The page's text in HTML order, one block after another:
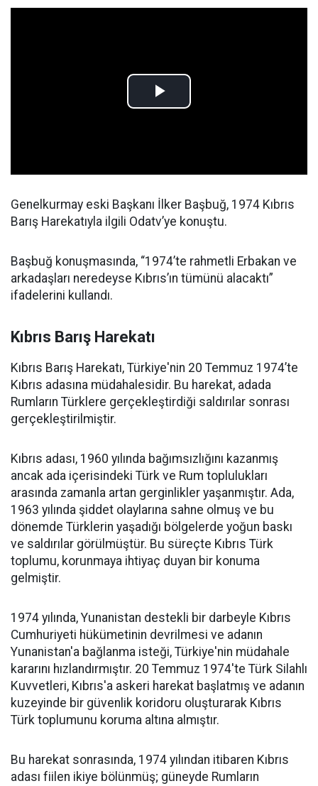
Genelkurmay eski Başkanı İlker Başbuğ, 1974 Kıbrıs
Barış Harekatıyla ilgili Odatv’ye konuştu.
Başbuğ konuşmasında, “1974’te rahmetli Erbakan ve
arkadaşları neredeyse Kıbrıs’ın tümünü alacaktı”
ifadelerini kullandı.
Kıbrıs Barış Harekatı
Kıbrıs Barış Harekatı, Türkiye'nin 20 Temmuz 1974’te
Kıbrıs adasına müdahalesidir. Bu harekat, adada
Rumların Türklere gerçekleştirdiği saldırılar sonrası
gerçekleştirilmiştir.
Kıbrıs adası, 1960 yılında bağımsızlığını kazanmış
ancak ada içerisindeki Türk ve Rum toplulukları
arasında zamanla artan gerginlikler yaşanmıştır. Ada,
1963 yılında şiddet olaylarına sahne olmuş ve bu
dönemde Türklerin yaşadığı bölgelerde yoğun baskı
ve saldırılar görülmüştür. Bu süreçte Kıbrıs Türk
toplumu, korunmaya ihtiyaç duyan bir konuma
gelmiştir.
1974 yılında, Yunanistan destekli bir darbeyle Kıbrıs
Cumhuriyeti hükümetinin devrilmesi ve adanın
Yunanistan'a bağlanma isteği, Türkiye'nin müdahale
kararını hızlandırmıştır. 20 Temmuz 1974'te Türk Silahlı
Kuvvetleri, Kıbrıs'a askeri harekat başlatmış ve adanın
kuzeyinde bir güvenlik koridoru oluşturarak Kıbrıs
Türk toplumunu koruma altına almıştır.
Bu harekat sonrasında, 1974 yılından itibaren Kıbrıs
adası fiilen ikiye bölünmüş; güneyde Rumların